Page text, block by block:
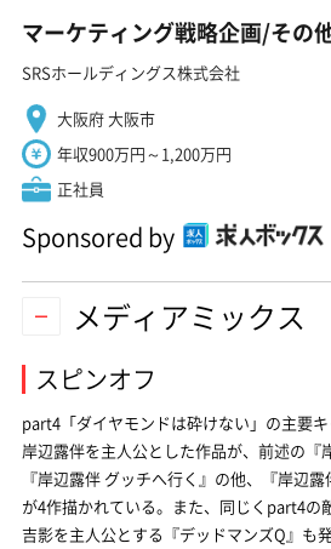
マーケティング戦略企画/その
SRSホールディングス株式会社
大阪府 大阪市
年収900万円～1,200万円
正社員
Sponsored by
メディアミックス
スピンオフ
part4「ダイヤモンドは砕けない」の主要
岸辺露伴を主人公とした作品が、前述の『
『岸辺露伴 グッチへ行く』の他、『岸辺
が4作描かれている。また、同じくpart4の
吉影を主人公とする『デッドマンズQ』も